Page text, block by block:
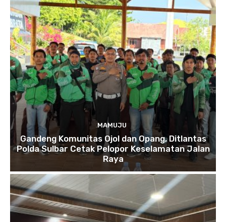
MAMUJU
Gandeng Komunitas Ojol dan Opang, Ditlantas
Polda Sulbar Cetak Pelopor Keselamatan Jalan
Raya